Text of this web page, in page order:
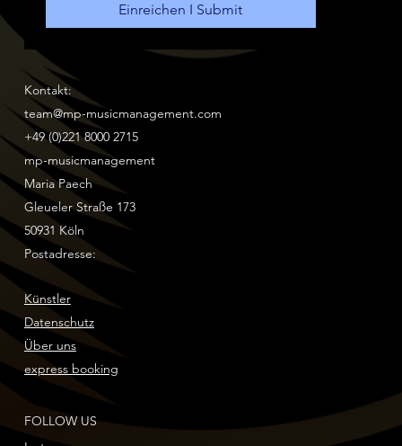
Einreichen I Submit
Kontakt:
team@mp-musicmanagement.com
+49 (0)221 8000 2715
Postadresse:
mp-musicmanagement
Maria Paech
Gleueler Straße 173
50931 Köln
FOLLOW US
Künstler
Datenschutz
Über uns
express booking